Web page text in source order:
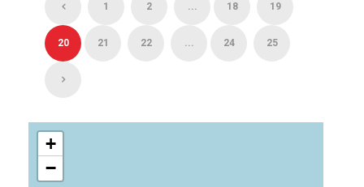
1 2 ... 18 19
20 21 22 ... 24 25
+
−